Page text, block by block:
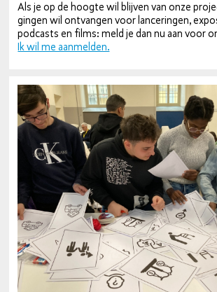
Als je op de hoogte wil blijven van onze
gin­gen wil ontvangen voor lan­ce­rin­gen,
podcasts en films: meld je dan nu aan voor
Ik wil me aanmelden.